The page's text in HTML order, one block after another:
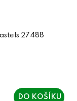
27488
DO KOŠÍKU